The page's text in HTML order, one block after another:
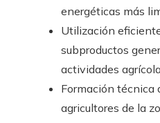
energéticas más
Utilización
subproductos
actividades
Formación técnica
agricultores de la